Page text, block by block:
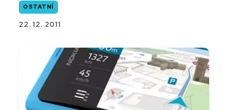
OSTATNÍ
22. 12. 2011